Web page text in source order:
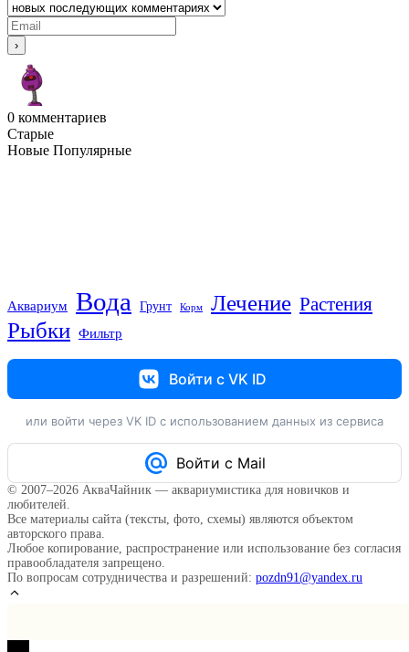
0 комментариев
Старые
Новые Популярные
Аквариум Вода Грунт Корм Лечение Растения
Рыбки Фильтр
Войти с VK ID
или войти через VK ID с использованием данных из сервиса
Войти с Mail
© 2007–2026 АкваЧайник — аквариумистика для новичков и
любителей.
Все материалы сайта (тексты, фото, схемы) являются объектом
авторского права.
Любое копирование, распространение или использование без согласия
правообладателя запрещено.
По вопросам сотрудничества и разрешений: pozdn91@yandex.ru